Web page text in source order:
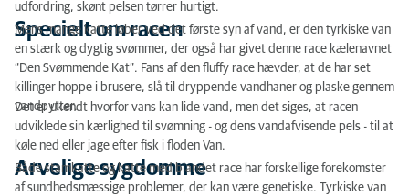
udfordring, skønt pelsen tørrer hurtigt.
Specielt om racen
Mens mange katte løber ved det første syn af vand, er den tyrkiske van
en stærk og dygtig svømmer, der også har givet denne race kælenavnet
“Den Svømmende Kat”. Fans af den fluffy race hævder, at de har set
killinger hoppe i brusere, slå til dryppende vandhaner og plaske gennem
vandpytter.
Det er ukendt hvorfor vans kan lide vand, men det siges, at racen
udviklede sin kærlighed til svømning - og dens vandafvisende pels - til at
køle ned eller jage efter fisk i floden Van.
Arvelige sygdomme
Både stamkatte og katte med blandet race har forskellige forekomster
af sundhedsmæssige problemer, der kan være genetiske. Tyrkiske van